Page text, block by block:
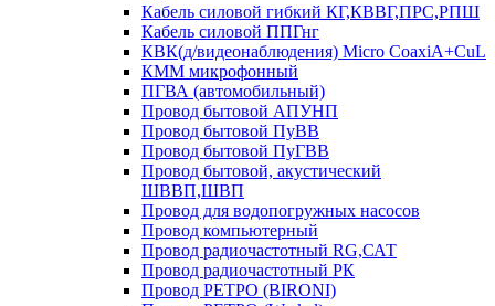
Кабель силовой гибкий КГ,КВВГ,ПРС,РПШ
Кабель силовой ППГнг
КВК(д/видеонаблюдения) Micro CoaxiA+CuL
КММ микрофонный
ПГВА (автомобильный)
Провод бытовой АПУНП
Провод бытовой ПуВВ
Провод бытовой ПуГВВ
Провод бытовой, акустический
ШВВП,ШВП
Провод для водопогружных насосов
Провод компьютерный
Провод радиочастотный RG,САТ
Провод радиочастотный РК
Провод РЕТРО (BIRONI)